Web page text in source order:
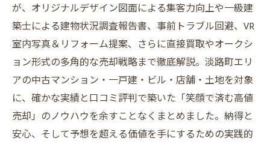
が、オリジナルデザイン図面による集客力向上や一級建
築士による建物状況調査報告書、事前トラブル回避、VR
室内写真＆リフォーム提案、さらに直接買取やオークシ
ョン形式の多角的な売却戦略まで徹底解説。淡路町エリ
アの中古マンション・一戸建・ビル・店舗・土地を対象
に、確かな実績と口コミ評判で築いた「笑顔で済む高値
売却」のノウハウを余すことなくまとめました。納得と
安心、そして予想を超える価値を手にするための実践的